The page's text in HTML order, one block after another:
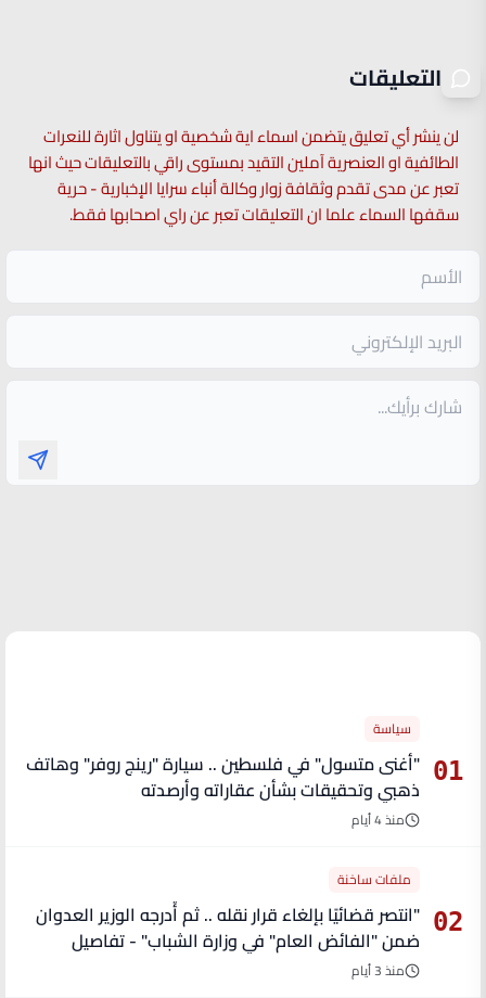
التعليقات
لن ينشر أي تعليق يتضمن اسماء اية شخصية او يتناول اثارة للنعرات
الطائفية او العنصرية آملين التقيد بمستوى راقي بالتعليقات حيث انها
تعبر عن مدى تقدم وثقافة زوار وكالة أنباء سرايا الإخبارية - حرية
سقفها السماء علما ان التعليقات تعبر عن راي اصحابها فقط.
01
سياسة
"أغنى متسول" في فلسطين .. سيارة "رينج روفر" وهاتف
ذهبي وتحقيقات بشأن عقاراته وأرصدته
منذ 4 أيام
02
ملفات ساخنة
"انتصر قضائيًا بإلغاء قرار نقله .. ثم أُدرجه الوزير العدوان
ضمن "الفائض العام" في وزارة الشباب" - تفاصيل
منذ 3 أيام